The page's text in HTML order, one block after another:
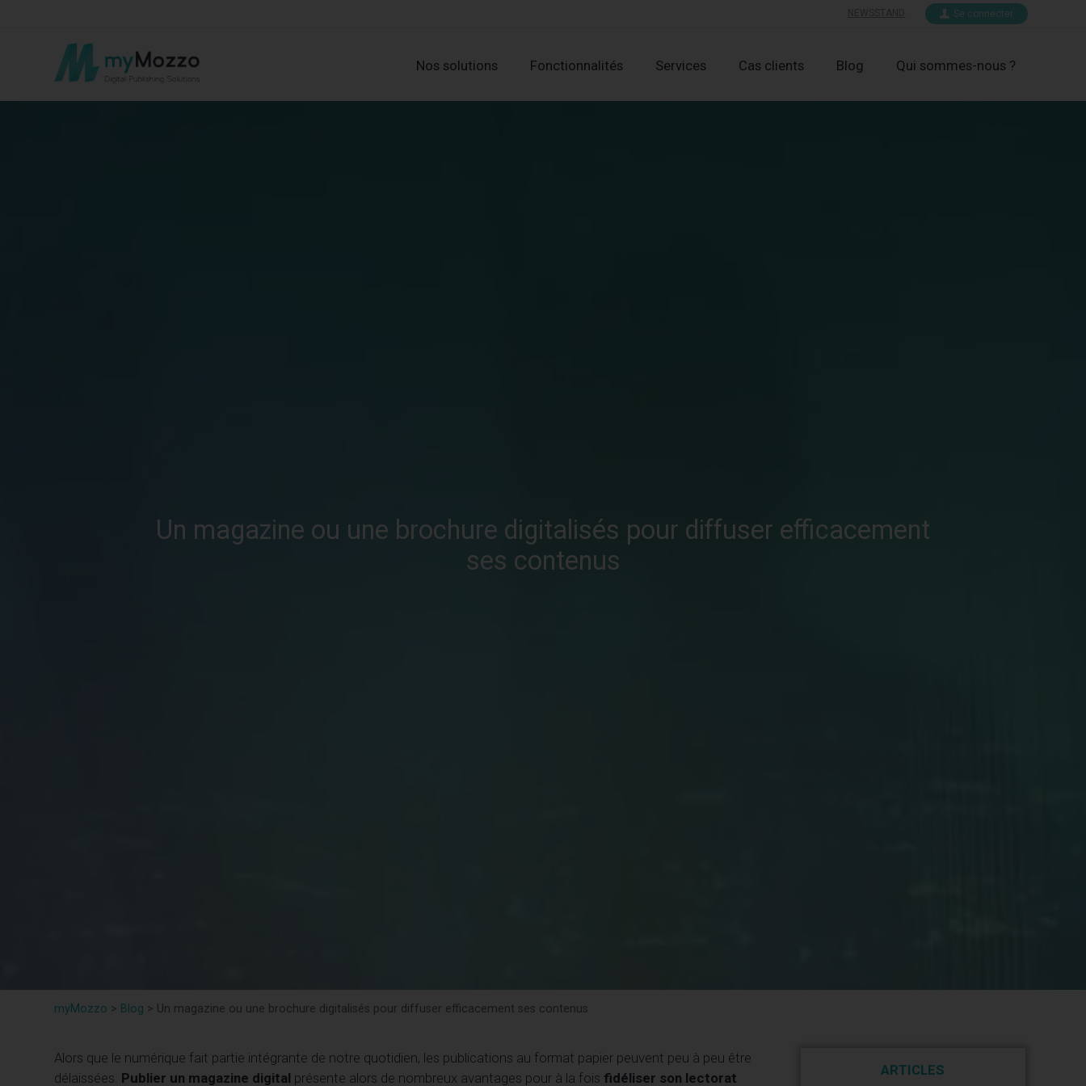
Se connecter
Nos solutions Fonctionnalités Services Cas clients Blog Qui sommes-nous ?
Un magazine ou une brochure digitalisés pour diffuser efficacement
ses contenus
myMozzo > Blog > Un magazine ou une brochure digitalisés pour diffuser efficacement ses contenus
Alors que le numérique fait partie intégrante de notre quotidien, les publications au format papier peuvent peu à peu être
délaissées. Publier un magazine digital présente alors de nombreux avantages pour à la fois fidéliser son lectorat
ARTICLES